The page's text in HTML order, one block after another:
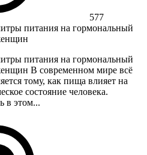
577
питания на гормональный
питания на гормональный
В современном мире всё
тому, как пища влияет на
состояние человека.
в этом...